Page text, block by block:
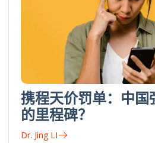
携程天价罚单：中国
的里程碑？
Dr. Jing LI